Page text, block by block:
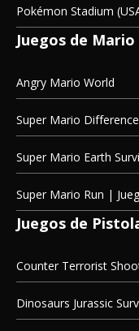
Pokémon Stadium
Juegos de
Angry Mario World
Super Mario
Super Mario Earth
Super Mario Run |
Juegos de
Counter Terrorist
Dinosaurs Jurassic